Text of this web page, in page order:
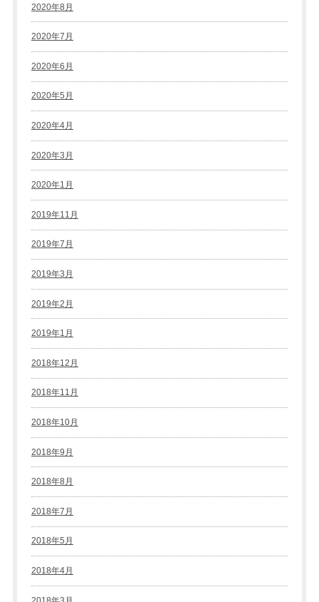
2020年8月
2020年7月
2020年6月
2020年5月
2020年4月
2020年3月
2020年1月
2019年11月
2019年7月
2019年3月
2019年2月
2019年1月
2018年12月
2018年11月
2018年10月
2018年9月
2018年8月
2018年7月
2018年5月
2018年4月